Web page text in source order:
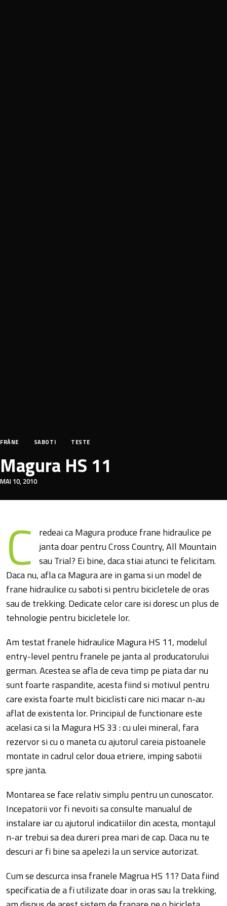
FRÂNE SABOTI TESTE
Magura HS 11
MAI 10, 2010
C
redeai ca Magura produce frane hidraulice pe
janta doar pentru Cross Country, All Mountain
sau Trial? Ei bine, daca stiai atunci te felicitam.
Daca nu, afla ca Magura are in gama si un model de
frane hidraulice cu saboti si pentru bicicletele de oras
sau de trekking. Dedicate celor care isi doresc un plus de
tehnologie pentru bicicletele lor.
Am testat franele hidraulice Magura HS 11, modelul
entry-level pentru franele pe janta al producatorului
german. Acestea se afla de ceva timp pe piata dar nu
sunt foarte raspandite, acesta fiind si motivul pentru
care exista foarte mult biciclisti care nici macar n-au
aflat de existenta lor. Principiul de functionare este
acelasi ca si la Magura HS 33 : cu ulei mineral, fara
rezervor si cu o maneta cu ajutorul careia pistoanele
montate in cadrul celor doua etriere, imping sabotii
spre janta.
Montarea se face relativ simplu pentru un cunoscator.
Incepatorii vor fi nevoiti sa consulte manualul de
instalare iar cu ajutorul indicatiilor din acesta, montajul
n-ar trebui sa dea dureri prea mari de cap. Daca nu te
descuri ar fi bine sa apelezi la un service autorizat.
Cum se descurca insa franele Magrua HS 11? Data fiind
specificatia de a fi utilizate doar in oras sau la trekking,